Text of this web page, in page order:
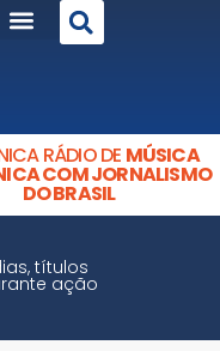
RÁDIO DE MÚSICA
COM JORNALISMO
DO BRASIL
títulos
ação